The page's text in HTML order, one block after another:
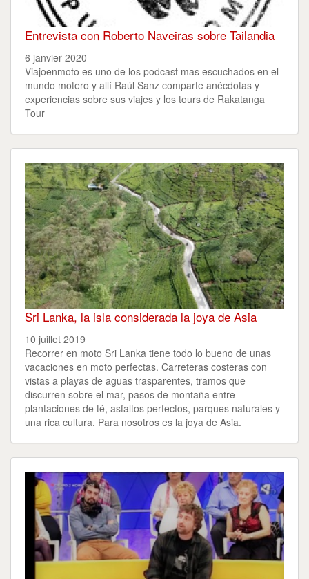
Entrevista con Roberto Naveiras sobre Tailandia
6 janvier 2020
Viajoenmoto es uno de los podcast mas escuchados en el
mundo motero y allí­ Raúl Sanz comparte anécdotas y
experiencias sobre sus viajes y los tours de Rakatanga
Tour
Sri Lanka, la isla considerada la joya de Asia
10 juillet 2019
Recorrer en moto Sri Lanka tiene todo lo bueno de unas
vacaciones en moto perfectas. Carreteras costeras con
vistas a playas de aguas trasparentes, tramos que
discurren sobre el mar, pasos de montaña entre
plantaciones de té, asfaltos perfectos, parques naturales y
una rica cultura. Para nosotros es la joya de Asia.